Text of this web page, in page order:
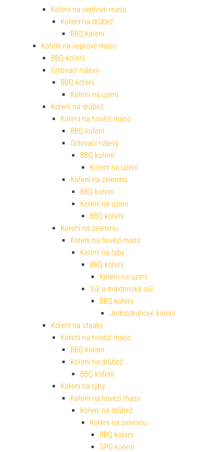
Koření na vepřové maso
Koření na drůbež
BBQ koření
Koření na vepřové maso
BBQ koření
Grilovací nálevy
BBQ koření
Koření na uzení
Koření na drůbež
Koření na hovězí maso
BBQ koření
Grilovací nálevy
BBQ koření
Koření na uzení
Koření na zeleninu
BBQ koření
Koření na uzení
BBQ koření
Koření na zeleninu
Koření na hovězí maso
Koření na ryby
BBQ koření
Koření na uzení
Sůl a maldonská sůl
BBQ koření
Jednodruhové koření
Koření na steaky
Koření na hovězí maso
BBQ koření
Koření na drůbež
BBQ koření
Koření na ryby
Koření na hovězí maso
Koření na drůbež
Koření na zeleninu
BBQ koření
SPG koření